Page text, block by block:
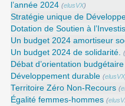
l’année 2024 (elusVX)
Stratégie unique de
Dotation de Soutien à
Un budget 2024 amortiseur
Un budget 2024 de solidarité.
Débat d’orientation budgétaire
Développement durable (elusVX
Territoire Zéro Non-Recours (
Égalité femmes-hommes (